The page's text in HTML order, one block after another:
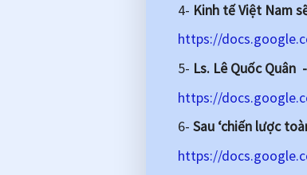
4- Kinh tế Việt Nam
https://
5- Ls. Lê Quốc
https://
6- Sau ‘chiến lược
https://